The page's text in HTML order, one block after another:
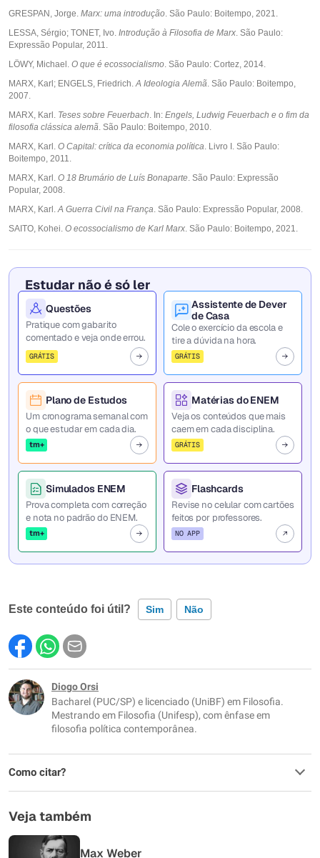
GRESPAN, Jorge. Marx: uma introdução . São Paulo: Boitempo, 2021.
LESSA, Sérgio; TONET, Ivo. Introdução à Filosofia de Marx . São Paulo:
Expressão Popular, 2011.
LÖWY, Michael. O que é ecossocialismo . São Paulo: Cortez, 2014.
MARX, Karl; ENGELS, Friedrich. A Ideologia Alemã . São Paulo: Boitempo,
2007.
MARX, Karl. Teses sobre Feuerbach . In: Engels, Ludwig Feuerbach e o fim da
filosofia clássica alemã . São Paulo: Boitempo, 2010.
MARX, Karl. O Capital: crítica da economia política . Livro I. São Paulo:
Boitempo, 2011.
MARX, Karl. O 18 Brumário de Luís Bonaparte . São Paulo: Expressão
Popular, 2008.
MARX, Karl. A Guerra Civil na França . São Paulo: Expressão Popular, 2008.
SAITO, Kohei. O ecossocialismo de Karl Marx . São Paulo: Boitempo, 2021.
Estudar não é só ler
Questões
Pratique com gabarito
comentado e veja onde errou.
GRÁTIS
Assistente de Dever
de Casa
Cole o exercício da escola e
tire a dúvida na hora.
GRÁTIS
Plano de Estudos
Um cronograma semanal com
o que estudar em cada dia.
tm+
Matérias do ENEM
Veja os conteúdos que mais
caem em cada disciplina.
GRÁTIS
Simulados ENEM
Prova completa com correção
e nota no padrão do ENEM.
tm+
Flashcards
Revise no celular com cartões
feitos por professores.
NO APP
Este conteúdo foi útil? Sim Não
Este conteúdo contém informação incorreta
Este conteúdo não tem a informação que procuro
Outro
Diogo Orsi
Bacharel (PUC/SP) e licenciado (UniBF) em Filosofia.
Mestrando em Filosofia (Unifesp), com ênfase em
filosofia política contemporânea.
Como citar?
Veja também
Max Weber